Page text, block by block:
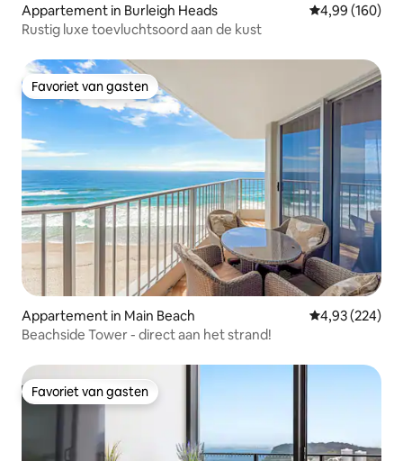
Appartement in Burleigh Heads Gemiddelde
4,99 (160)
Rustig luxe toevluchtsoord aan de kust
Favoriet van gasten
Favoriet van gasten
Appartement in Main Beach Gemiddelde
4,93 (224)
Beachside Tower - direct aan het strand!
Favoriet van gasten
Favoriet van gasten